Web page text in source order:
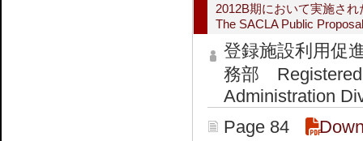
2012B期において実施さ
The SACLA Public
登録施設利用促
務部 Registered
Administration
Page 84